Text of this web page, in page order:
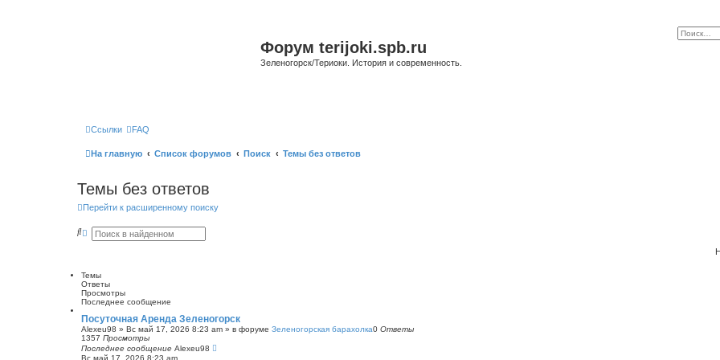
Форум terijoki.spb.ru
Зеленогорск/Териоки. История и современность.
Ссылки FAQ
На главную Список форумов Поиск Темы без ответов
Темы без ответов
Перейти к расширенному поиску
П Р
р
е
н
н
ы
й
п
о
и
Темы
Ответы
Просмотры
Последнее сообщение
Посуточная Аренда Зеленогорск
Alexeu98 » Вс май 17, 2026 8:23 am » в форуме Зеленогорская барахолка0 Ответы
1357 Просмотры
Последнее сообщение Alexeu98
Вс май 17, 2026 8:23 am